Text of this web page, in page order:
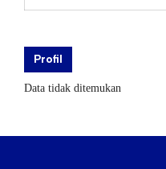
Profil
Data tidak ditemukan